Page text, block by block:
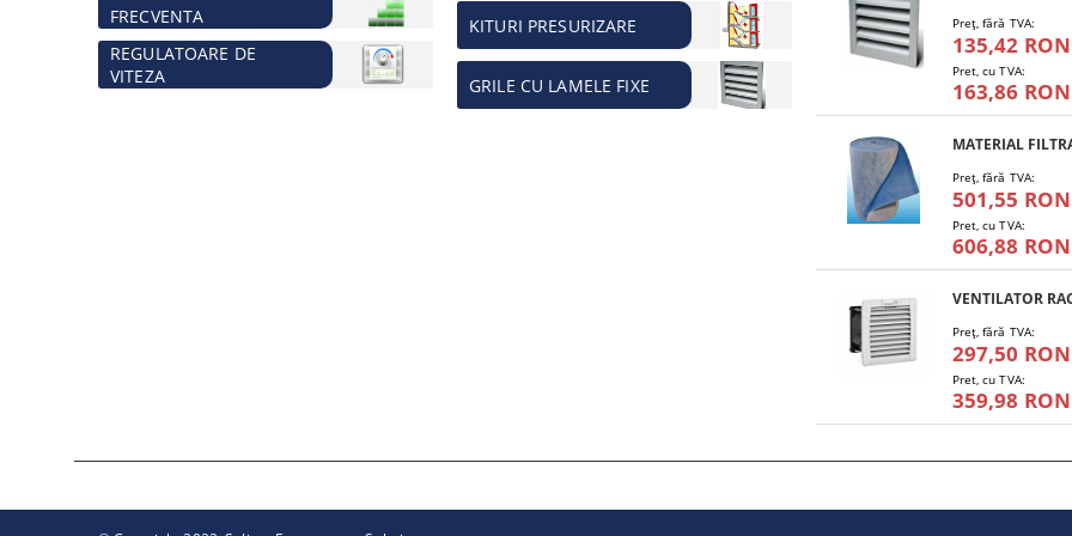
FRECVENTA
REGULATOARE DE
VITEZA
KITURI PRESURIZARE
GRILE CU LAMELE FIXE
Preţ, fără TVA:
135,42 RON
Pret, cu TVA:
163,86 RON
Preţ, fără TVA:
501,55 RON
Pret, cu TVA:
606,88 RON
Preţ, fără TVA:
297,50 RON
Pret, cu TVA:
359,98 RON